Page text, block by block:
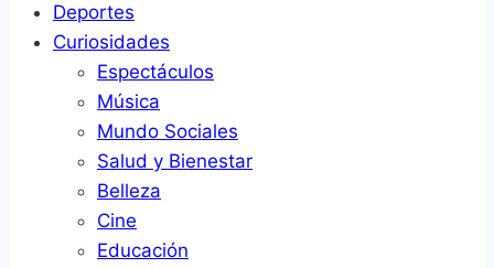
Deportes
Curiosidades
Espectáculos
Música
Mundo Sociales
Salud y Bienestar
Belleza
Cine
Educación